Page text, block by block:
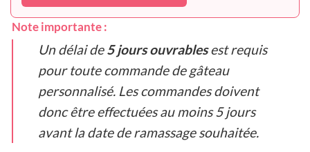
Note importante :
Un délai de 5 jours ouvrablesest requis
pour toute commande de gâteau
personnalisé. Les commandes doivent
donc être effectuées au moins 5 jours
avant la date de ramassage souhaitée.